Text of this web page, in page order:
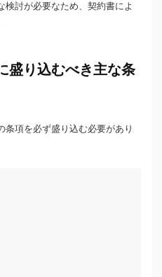
検討が必要なため、契約書によ
盛り込むべき主な条
項を必ず盛り込む必要があり